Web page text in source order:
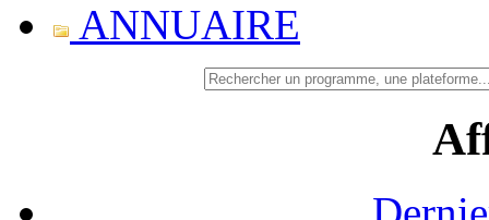
ANNUAIRE